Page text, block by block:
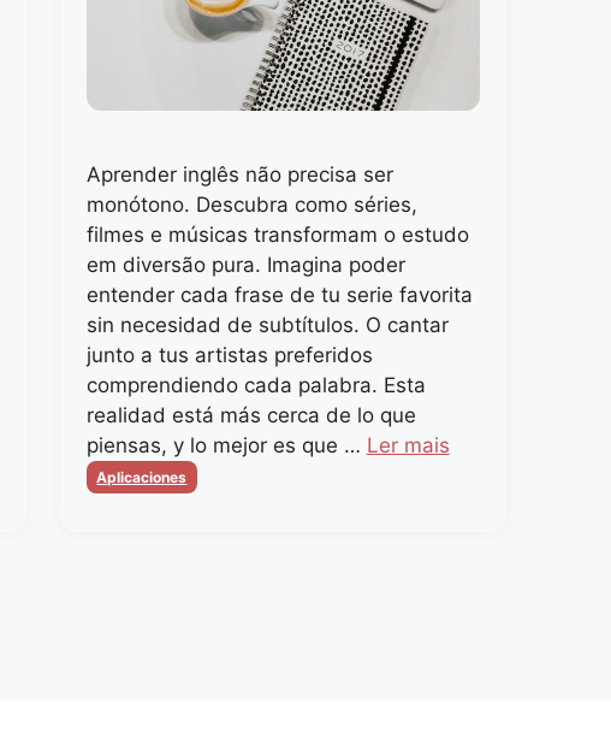
Aprender inglês não precisa ser
monótono. Descubra como séries,
filmes e músicas transformam o estudo
em diversão pura. Imagina poder
entender cada frase de tu serie favorita
sin necesidad de subtítulos. O cantar
junto a tus artistas preferidos
comprendiendo cada palabra. Esta
realidad está más cerca de lo que
piensas, y lo mejor es que … Ler mais
Categorias
Aplicaciones